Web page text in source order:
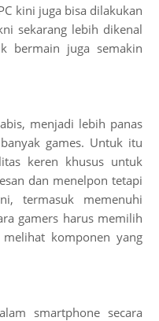
kini juga bisa dilakukan
sekarang lebih dikenal
bermain juga semakin
menjadi lebih panas
games. Untuk itu
keren khusus untuk
dan menelpon tetapi
termasuk memenuhi
gamers harus memilih
komponen yang
smartphone secara